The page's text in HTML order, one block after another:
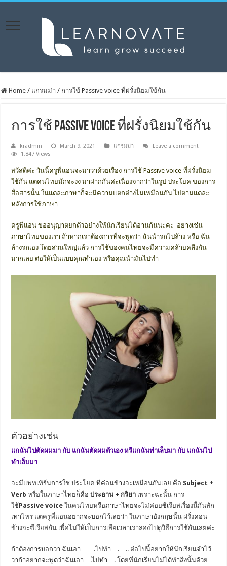
Home / แกรมม่า / การใช้ Passive voice ที่ฝรั่งนิยมใช้กัน
การใช้ Passive voice ที่ฝรั่งนิยมใช้กัน
kradmin March 9, 2021 แกรมม่า
Leave a comment
1,847 Views
สวัสดีค่ะ วันนี้ครูพี่แอนจะมาว่าด้วยเรื่อง การใช้ Passive voice ที่ฝรั่งนิยม
ใช้กัน แต่คนไทยมักจะงง มาฝากกันค่ะเนื่องจากว่าในรูปประโยค ของการ
สื่อสารนั้น ในแต่ละภาษาก็จะมีความแตกต่างไม่เหมือนกัน ไปตามแต่ละ
หลังการใช้ภาษา
ครูพี่แอน ขออนุญาตยกตัวอย่างให้นักเรียนได้อ่านกันนะคะ อย่างเช่น
ภาษาไทยของเรา ถ้าหากเราต้องการที่จะพูดว่า ฉันนำรถไปล้าง หรือ ฉัน
ล้างรถเอง โดยส่วนใหญ่แล้ว การใช้ของคนไทยจะมีความคล้ายคลึงกัน
มากเลย ต่อให้เป็นแบบคุณทำเอง หรือคุณนำมันไปทำ
ตัวอย่างเช่น
แกฉันไปตัดผมมา กับ แกฉันตัดผมตัวเอง หรืแกฉันทำเล็บมา กับ แกฉันไป
ทำเล็บมา
จะมีแพทเทิร์นการใช่ประโยคที่ค่อนข้างจะเหมือนกันเลย คือ Subject +
Verb หรือในภาษาไทยก็คือประธาน + กริยา เพราะฉะนั้น การ
ใช้Passive voice ในคนไทยหรือภาษาไทยจะไม่ค่อยซีเรียสเรื่องนี้กันสัก
เท่าไหร่ แต่ครูพี่แอนอยากจะบอกไว้เลยว่า ในภาษาอังกฤษนั้น ฝรั่งค่อน
ข้างจะซีเรียสกัน เพื่อไม่ให้เป็นการเสียเวลาเราลองไปดูวิธีการใช้กันเลยค่ะ
ถ้าต้องการบอกว่า ฉันเอา…….ไปทำ….….. ต่อไปนี้อยากให้นักเรียนจำไว้
ว่าถ้าอยากจะพูดว่าฉันเอา….ไปทำ…. โดยที่นักเรียนไม่ได้ทำสิ่งนั้นด้วย